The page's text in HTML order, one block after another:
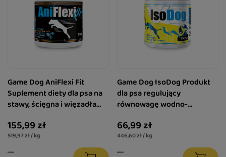
Game Dog AniFlexi Fit
Suplement diety dla psa na
stawy, ścięgna i więzadła
155,99 zł
519,97 zł / kg
Game Dog IsoDog Produkt
dla psa regulujący
równowagę wodno-
66,99 zł
446,60 zł / kg